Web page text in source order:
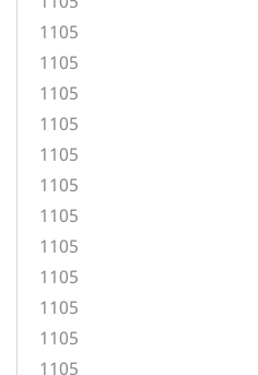
1105
1105
1105
1105
1105
1105
1105
1105
1105
1105
1105
1105